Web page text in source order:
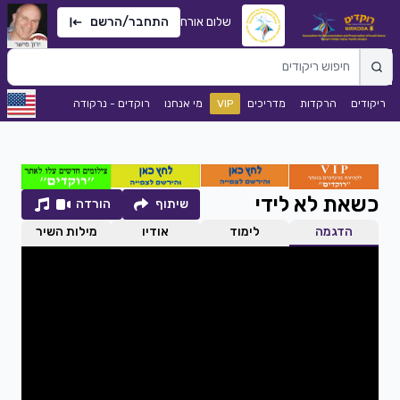
שלום אורח התחבר/הרשם
ריקודים הרקדות מדריכים VIP מי אנחנו רוקדים - נרקודה
כשאת לא לידי שיתוף
הורדה
הדגמה
לימוד אודיו מילות השיר